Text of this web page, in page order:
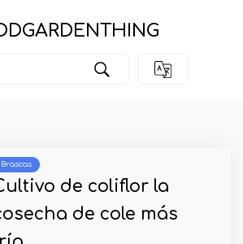
Brascas
de coliflor la
de cole más